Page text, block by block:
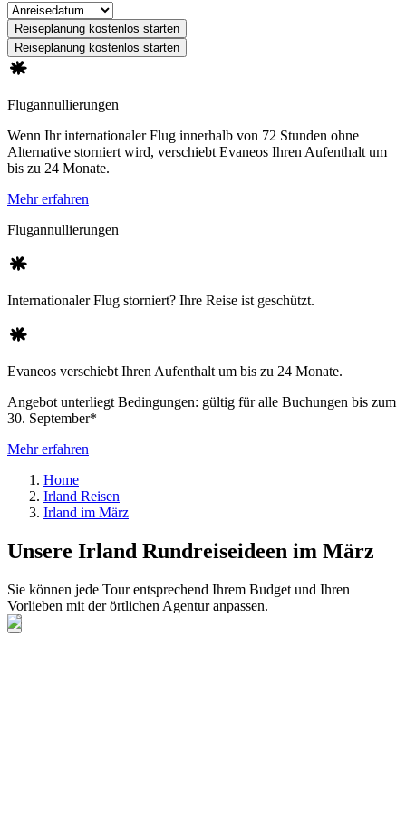
Reiseplanung kostenlos starten
Reiseplanung kostenlos starten
Flugannullierungen
Wenn Ihr internationaler Flug innerhalb von 72 Stunden ohne
Alternative storniert wird, verschiebt Evaneos Ihren Aufenthalt um
bis zu 24 Monate.
Mehr erfahren
Flugannullierungen
Internationaler Flug storniert? Ihre Reise ist geschützt.
Evaneos verschiebt Ihren Aufenthalt um bis zu 24 Monate.
Angebot unterliegt Bedingungen: gültig für alle Buchungen bis zum
30. September*
Mehr erfahren
Home
Irland Reisen
Irland im März
Unsere Irland Rundreiseideen im März
Sie können jede Tour entsprechend Ihrem Budget und Ihren
Vorlieben mit der örtlichen Agentur anpassen.